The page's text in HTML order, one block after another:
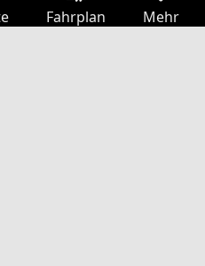
Fahrplan Mehr